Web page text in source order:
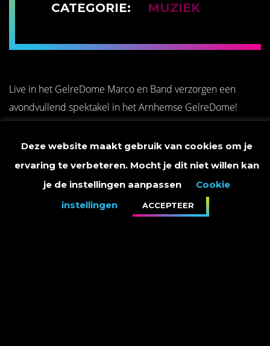
CATEGORIE: MUZIEK
Live in het GelreDome Marco en Band verzorgen een
avondvullend spektakel in het Arnhemse GelreDome!
Verkoop is gestart viawww.ticketservice.nl.
Deze website maakt gebruik van cookies om je
ervaring te verbeteren. Mocht je dit niet willen kan
je de instellingen aanpassen
Cookie
instellingen
ACCEPTEER